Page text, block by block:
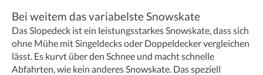
Bei weitem das variabelste Snowskate
Das Slopedeck ist ein leistungsstarkes Snowskate, dass sich
ohne Mühe mit Singeldecks oder Doppeldecker vergleichen
lässt. Es kurvt über den Schnee und macht schnelle
Abfahrten, wie kein anderes Snowskate. Das speziell